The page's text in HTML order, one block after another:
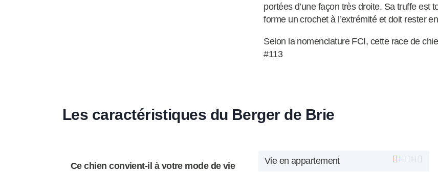
portées d’une façon très droite. Sa truffe est
forme un crochet à l’extrémité et doit rester
Selon la nomenclature FCI, cette race de
#113
Les caractéristiques du Berger de Brie
Ce chien convient-il à votre mode de vie
Vie en appartement